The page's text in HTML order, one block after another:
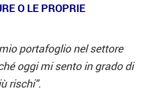
O LE PROPRIE
portafoglio nel settore
oggi mi sento in grado di
rischi".